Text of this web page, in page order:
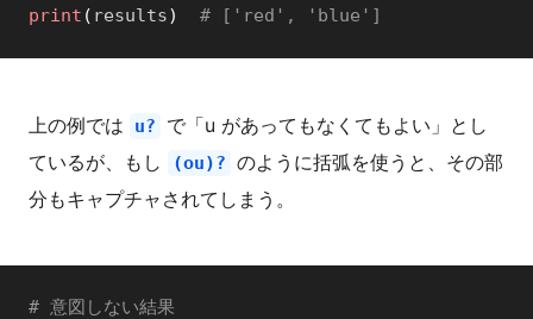
print ( results) # ['red', 'blue']
上の例では u?
で「u があってもなくてもよい」とし
ているが、もし
(ou)? のように括弧を使うと、その部
分もキャプチャされてしまう。
# 意図しない結果